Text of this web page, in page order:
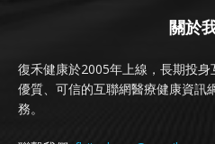
關於
復禾健康於2005年上線，長期投
優質、可信的互聯網醫療健康資訊
務。